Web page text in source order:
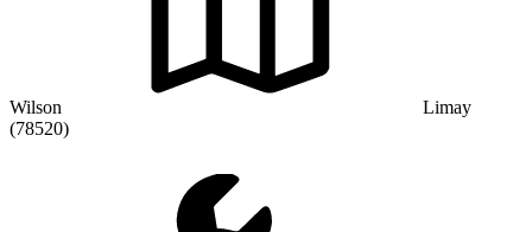
Wilson
Limay
(78520)